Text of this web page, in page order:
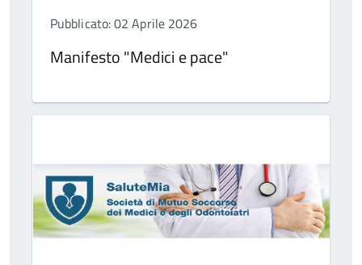
Pubblicato: 02 Aprile 2026
Manifesto "Medici e pace"